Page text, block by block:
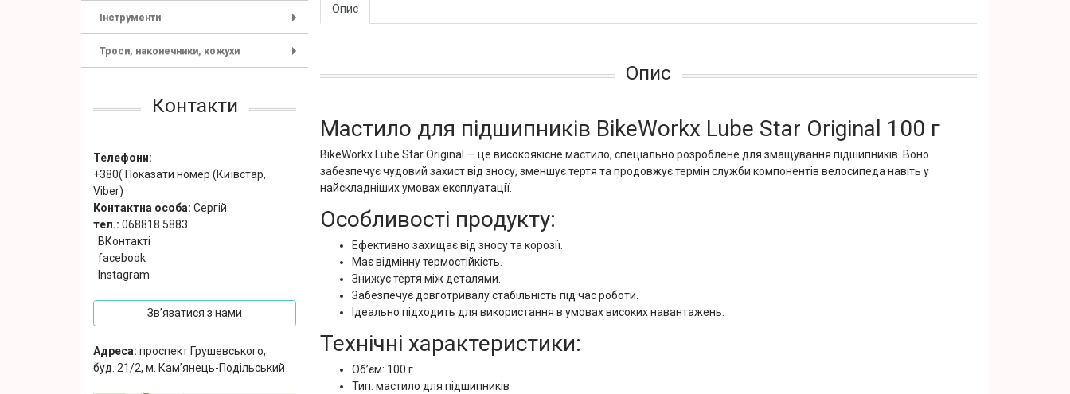
Інструменти
Троси, наконечники, кожухи
Контакти
Телефони:
+380( Показати номер (Київстар,
Viber)
Контактна особа: Сергій
тел.: 068818 5883
ВКонтакті
facebook
Instagram
Зв’язатися з нами
Адреса: проспект Грушевського,
буд. 21/2, м. Кам’янець-Подільський
Опис
Опис
Мастило для підшипників BikeWorkx Lube Star Original 100 г
BikeWorkx Lube Star Original — це високоякісне мастило, спеціально розроблене для змащування підшипників. Воно
забезпечує чудовий захист від зносу, зменшує тертя та продовжує термін служби компонентів велосипеда навіть у
найскладніших умовах експлуатації.
Особливості продукту:
Ефективно захищає від зносу та корозії.
Має відмінну термостійкість.
Знижує тертя між деталями.
Забезпечує довготривалу стабільність під час роботи.
Ідеально підходить для використання в умовах високих навантажень.
Технічні характеристики:
Обʼєм: 100 г
Тип: мастило для підшипників